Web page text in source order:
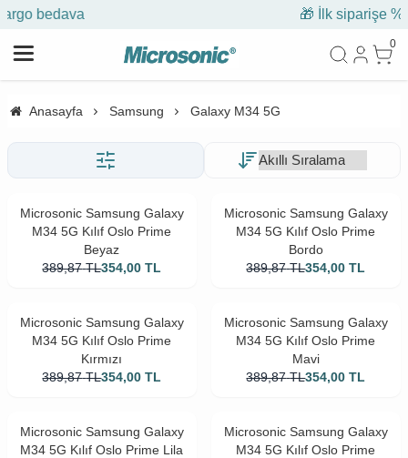
🎁 İlk siparişe %10 indirim
0
Anasayfa Samsung Galaxy M34 5G
Microsonic Samsung Galaxy
M34 5G Kılıf Oslo Prime
Beyaz
389,87 TL354,00 TL
Microsonic Samsung Galaxy
M34 5G Kılıf Oslo Prime
Bordo
389,87 TL354,00 TL
Microsonic Samsung Galaxy
M34 5G Kılıf Oslo Prime
Kırmızı
389,87 TL354,00 TL
Microsonic Samsung Galaxy
M34 5G Kılıf Oslo Prime
Mavi
389,87 TL354,00 TL
Microsonic Samsung Galaxy
M34 5G Kılıf Oslo Prime Lila
Microsonic Samsung Galaxy
M34 5G Kılıf Oslo Prime